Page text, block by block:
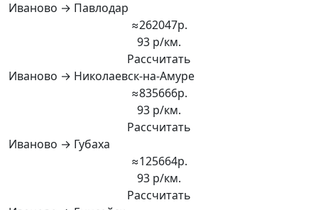
Иваново → Павлодар
≈262047р.
93 р/км.
Рассчитать
Иваново → Николаевск-на-Амуре
≈835666р.
93 р/км.
Рассчитать
Иваново → Губаха
≈125664р.
93 р/км.
Рассчитать